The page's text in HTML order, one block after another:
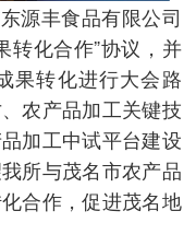
源丰食品有限公司
转化合作”协议，并
果转化进行大会路
农产品加工关键技
加工中试平台建设
所与茂名市农产品
合作，促进茂名地